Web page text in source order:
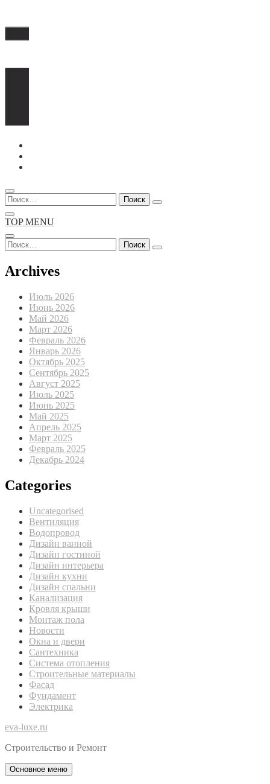
Перейти
содержимому
Найти:
TOP MENU
Найти:
Archives
Июль 2026
Июнь 2026
Май 2026
Март 2026
Февраль 2026
Январь 2026
Октябрь 2025
Сентябрь 2025
Август 2025
Июль 2025
Июнь 2025
Май 2025
Апрель 2025
Март 2025
Февраль 2025
Декабрь 2024
Categories
Uncategorised
Вентиляция
Водопровод
Дизайн ванной
Дизайн гостиной
Дизайн интерьера
Дизайн кухни
Дизайн спальни
Канализация
Кровля крыши
Монтаж пола
Новости
Окна и двери
Сантехника
Система отопления
Строительные материалы
Фасад
Фундамент
Электрика
eva-luxe.ru
Строительство и Ремонт
Основное меню